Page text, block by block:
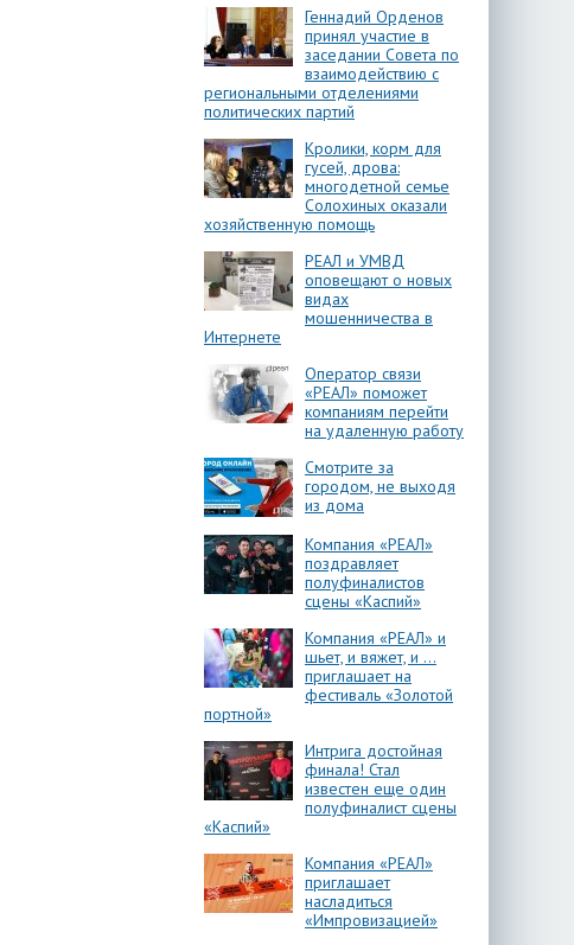
Геннадий Орденов
принял участие в
заседании Совета по
взаимодействию с
региональными отделениями
политических партий
Кролики, корм для
гусей, дрова:
многодетной семье
Солохиных оказали
хозяйственную помощь
РЕАЛ и УМВД
оповещают о новых
видах
мошенничества в
Интернете
Оператор связи
«РЕАЛ» поможет
компаниям перейти
на удаленную работу
Смотрите за
городом, не выходя
из дома
Компания «РЕАЛ»
поздравляет
полуфиналистов
сцены «Каспий»
Компания «РЕАЛ» и
шьет, и вяжет, и …
приглашает на
фестиваль «Золотой
портной»
Интрига достойная
финала! Стал
известен еще один
полуфиналист сцены
«Каспий»
Компания «РЕАЛ»
приглашает
насладиться
«Импровизацией»